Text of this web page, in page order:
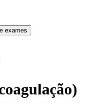
exames